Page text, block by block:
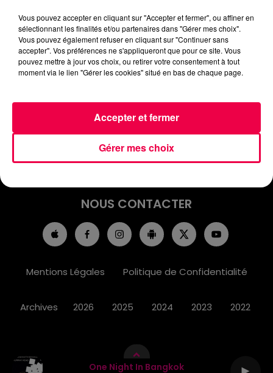
One Night In Bangkok
INFOS
EMISSIONS
JEUX
PODCASTS
NOUS CONTACTER
Mentions Légales Politique de Confidentialité
Archives 2026 2025 2024 2023 2022
Vous pouvez accepter en cliquant sur "Accepter et fermer", ou affiner en
sélectionnant les finalités et/ou partenaires dans "Gérer mes choix".
Vous pouvez également refuser en cliquant sur "Continuer sans
accepter". Vos préférences ne s'appliqueront que pour ce site. Vous
pouvez mettre à jour vos choix, ou retirer votre consentement à tout
moment via le lien "Gérer les cookies" situé en bas de chaque page.
Gérer mes choix
Accepter et fermer